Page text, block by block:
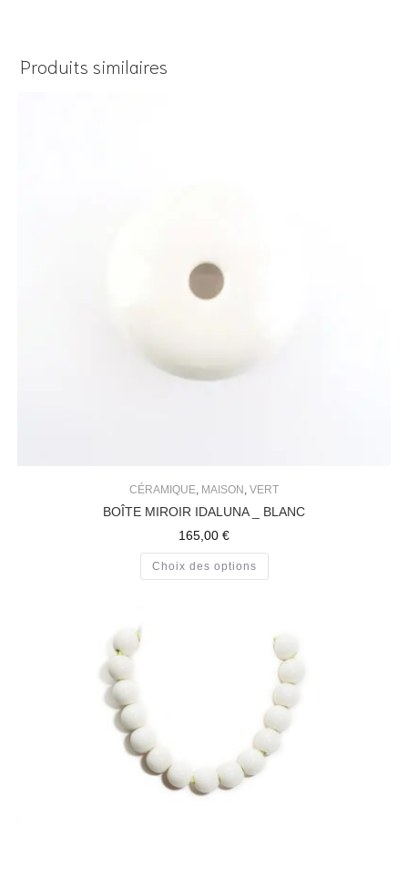
Produits similaires
CÉRAMIQUE, MAISON , VERT
BOÎTE MIROIR IDALUNA _ BLANC
165,00 €
Choix des options